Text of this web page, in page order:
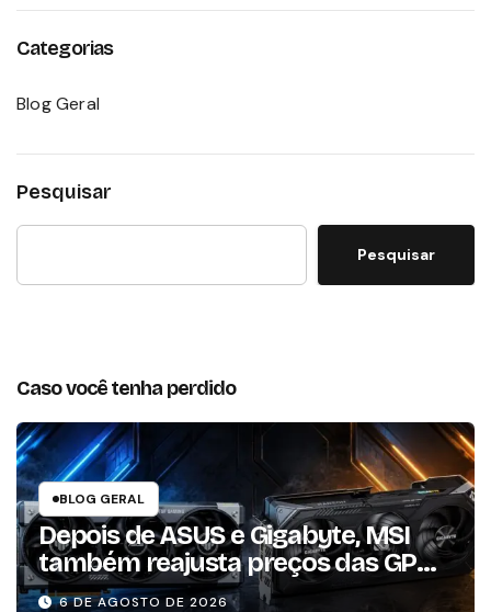
Categorias
Blog Geral
Pesquisar
Pesquisar
Caso você tenha perdido
BLOG GERAL
Depois de ASUS e Gigabyte, MSI
também reajusta preços das GPUs
em mais de 20%
6 DE AGOSTO DE 2026